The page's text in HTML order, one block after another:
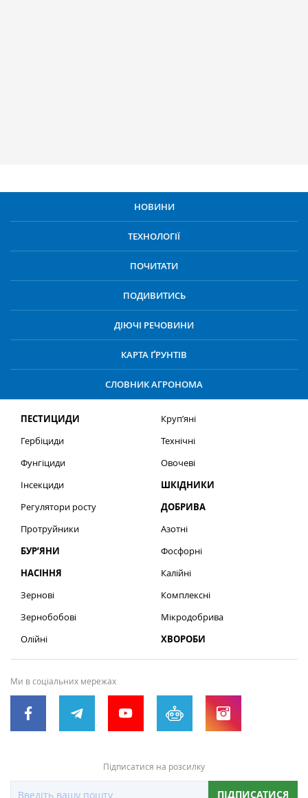
НОВИНИ
ТЕХНОЛОГІЇ
ПОЧИТАТИ
ПОДИВИТИСЬ
ДІЮЧІ РЕЧОВИНИ
КАРТА ҐРУНТІВ
СЛОВНИК АГРОНОМА
ПЕСТИЦИДИ
Гербіциди
Фунгіциди
Інсекциди
Регулятори росту
Протруйники
БУР’ЯНИ
НАСІННЯ
Зернові
Зернобобові
Олійні
Круп’яні
Технічні
Овочеві
ШКІДНИКИ
ДОБРИВА
Азотні
Фосфорні
Калійні
Комплексні
Мікродобрива
ХВОРОБИ
Ми в соціальних мережах
Підписатися на розсилку
ПІДПИСАТИСЯ